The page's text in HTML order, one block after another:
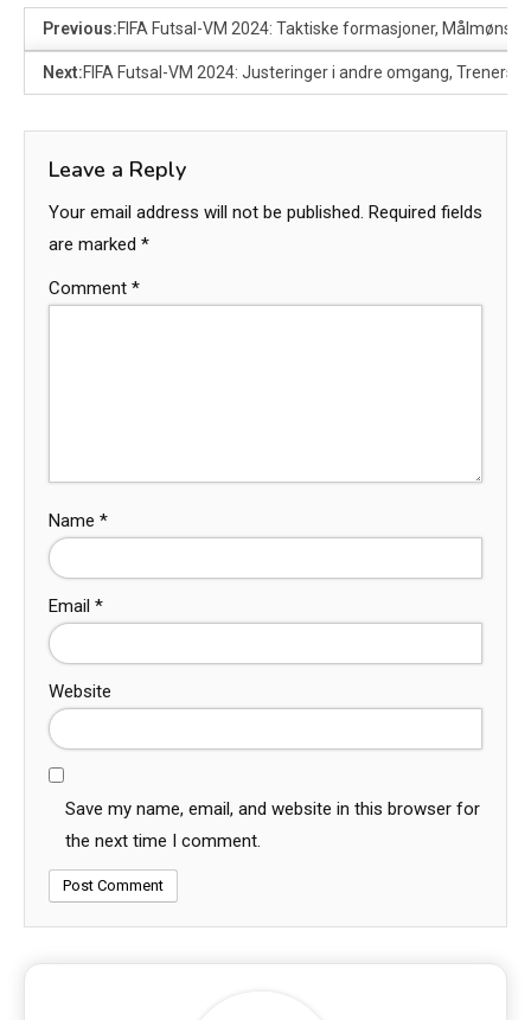
Previous:FIFA Futsal-VM 2024: Taktiske formasjoner,
Next:FIFA Futsal-VM 2024: Justeringer i andre omgang,
Leave a Reply
Your email address will not be published. Required fields
are marked *
Comment *
Name *
Email *
Website
Save my name, email, and website in this browser for
the next time I comment.